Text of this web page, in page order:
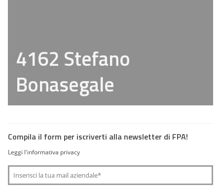
4162 Stefano
Bonasegale
Compila il form per iscriverti alla newsletter di FPA!
Leggi l'informativa privacy